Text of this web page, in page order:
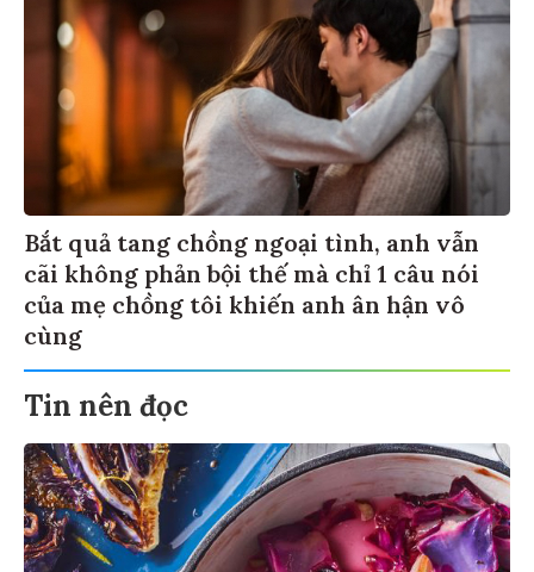
Bắt quả tang chồng ngoại tình, anh vẫn
cãi không phản bội thế mà chỉ 1 câu nói
của mẹ chồng tôi khiến anh ân hận vô
cùng
Tin nên đọc